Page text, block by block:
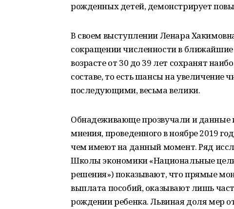
рожденных детей, демонстрирует
В своем выступлении Ленара
сокращении численности в
возрасте от 30 до 39 лет сохранят
составе, то есть шансы на увеличение
последующими, весьма велики.
Обнадеживающе прозвучали и данные
мнения, проведенного в ноябре 2019
чем имеют на данный момент. Ряд
Школы экономики «Национальные
решения») показывают, что прямые
выплата пособий, оказывают лишь
рождении ребенка. Львиная доля мер